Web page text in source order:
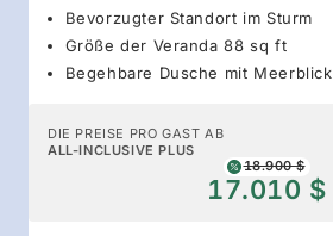
Bevorzugter Standort im Sturm
Größe der Veranda 88 sq ft
Begehbare Dusche mit Meerblick
DIE PREISE PRO GAST AB
ALL-INCLUSIVE PLUS
18.900 $
17.010 $